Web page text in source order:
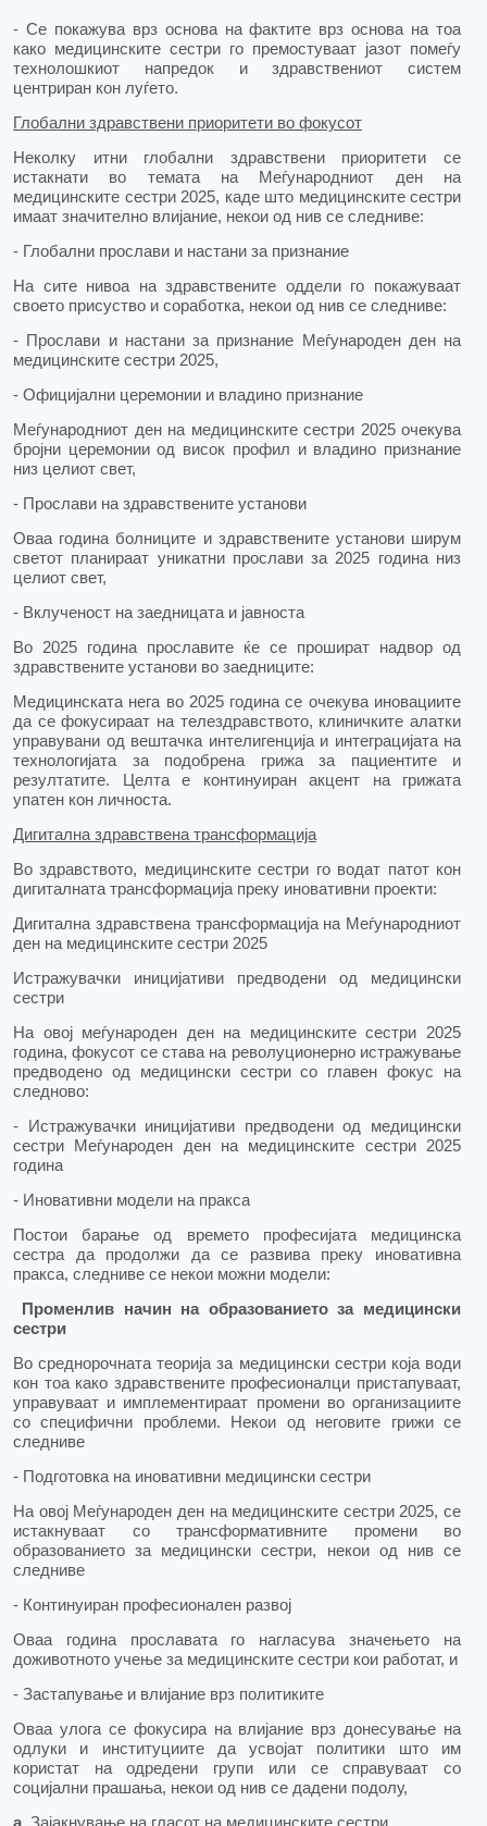
- Се покажува врз основа на фактите врз основа на тоа
како медицинските сестри го премостуваат јазот помеѓу
технолошкиот напредок и здравствениот систем
центриран кон луѓето.
Глобални здравствени приоритети во фокусот
Неколку итни глобални здравствени приоритети се
истакнати во темата на Меѓународниот ден на
медицинските сестри 2025, каде што медицинските сестри
имаат значително влијание, некои од нив се следниве:
- Глобални прослави и настани за признание
На сите нивоа на здравствените оддели го покажуваат
своето присуство и соработка, некои од нив се следниве:
- Прослави и настани за признание Меѓународен ден на
медицинските сестри 2025,
- Официјални церемонии и владино признание
Меѓународниот ден на медицинските сестри 2025 очекува
бројни церемонии од висок профил и владино признание
низ целиот свет,
- Прослави на здравствените установи
Оваа година болниците и здравствените установи ширум
светот планираат уникатни прослави за 2025 година низ
целиот свет,
- Вклученост на заедницата и јавноста
Во 2025 година прославите ќе се прошират надвор од
здравствените установи во заедниците:
Медицинската нега во 2025 година се очекува иновациите
да се фокусираат на телездравството, клиничките алатки
управувани од вештачка интелигенција и интеграцијата на
технологијата за подобрена грижа за пациентите и
резултатите. Целта е континуиран акцент на грижата
упатен кон личноста.
Дигитална здравствена трансформација
Во здравството, медицинските сестри го водат патот кон
дигиталната трансформација преку иновативни проекти:
Дигитална здравствена трансформација на Меѓународниот
ден на медицинските сестри 2025
Истражувачки иницијативи предводени од медицински
сестри
На овој меѓународен ден на медицинските сестри 2025
година, фокусот се става на револуционерно истражување
предводено од медицински сестри со главен фокус на
следново:
- Истражувачки иницијативи предводени од медицински
сестри Меѓународен ден на медицинските сестри 2025
година
- Иновативни модели на пракса
Постои барање од времето професијата медицинска
сестра да продолжи да се развива преку иновативна
пракса, следниве се некои можни модели:
Променлив начин на образованието за медицински
сестри
Во среднорочната теорија за медицински сестри која води
кон тоа како здравствените професионалци пристапуваат,
управуваат и имплементираат промени во организациите
со специфични проблеми. Некои од неговите грижи се
следниве
- Подготовка на иновативни медицински сестри
На овој Меѓународен ден на медицинските сестри 2025, се
истакнуваат со трансформативните промени во
образованието за медицински сестри, некои од нив се
следниве
- Континуиран професионален развој
Оваа година прославата го нагласува значењето на
доживотното учење за медицинските сестри кои работат, и
- Застапување и влијание врз политиките
Оваа улога се фокусира на влијание врз донесување на
одлуки и институциите да усвојат политики што им
користат на одредени групи или се справуваат со
социјални прашања, некои од нив се дадени подолу,
а. Зајакнување на гласот на медицинските сестри